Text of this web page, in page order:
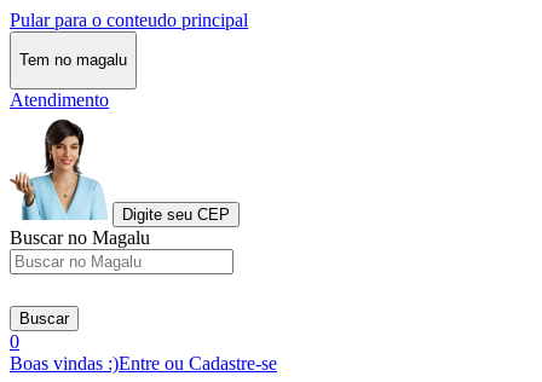
Pular para o conteudo principal
Tem no magalu
Atendimento
Digite seu CEP
Buscar no Magalu
Buscar
0
Boas vindas :)Entre ou Cadastre-se